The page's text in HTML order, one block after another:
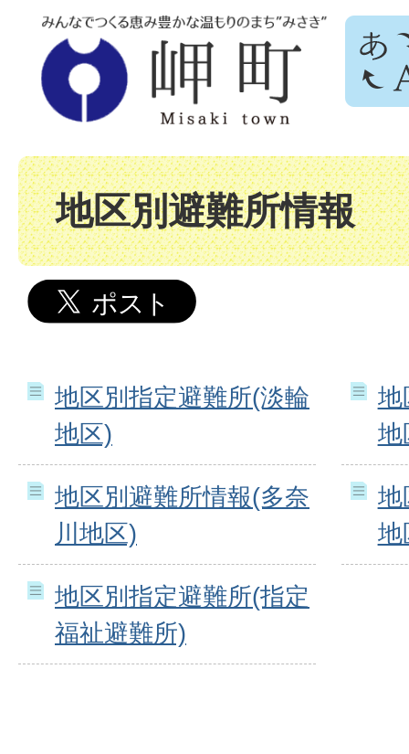
地区別避難所情報
地区別指定避難所(淡輪
地区)
地
地
地区別避難所情報(多奈
川地区)
地
地
地区別指定避難所(指定
福祉避難所)